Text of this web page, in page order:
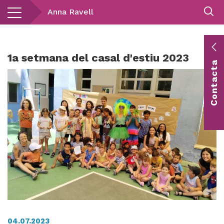
Vés
Anna Ravell
1a setmana del casal d'estiu 2023
04.07.2023
Contacta